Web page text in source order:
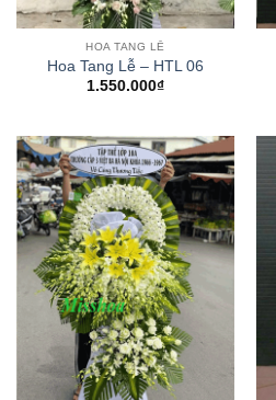
HOA TANG LỄ
Hoa Tang Lễ – HTL 06
1.550.000₫